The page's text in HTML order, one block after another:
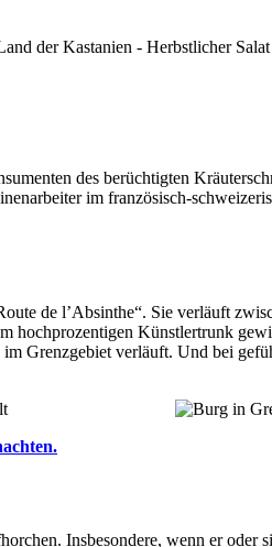
des berüchtigten
im französisch-
de l’Absinthe“. Sie verläuft
hochprozentigen Künstlertrunk
Grenzgebiet verläuft. Und bei
Insbesondere, wenn er oder